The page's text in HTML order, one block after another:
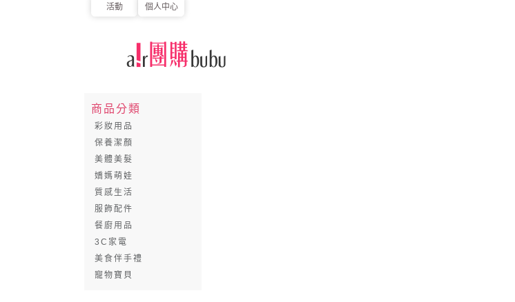
活動 個人中心
商品分類
彩妝用品
保養潔顏
美體美髮
嬌媽萌娃
質感生活
服飾配件
餐廚用品
3C家電
美食伴手禮
寵物寶貝